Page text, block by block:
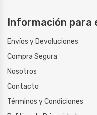
Información para
Envíos y Devoluciones
Compra Segura
Nosotros
Contacto
Términos y Condiciones